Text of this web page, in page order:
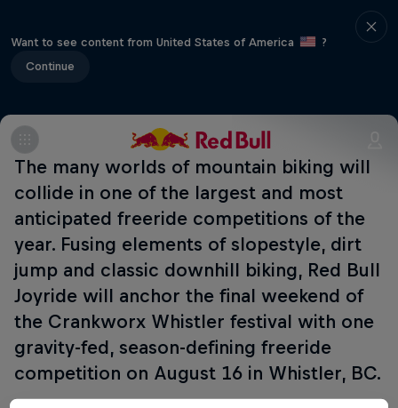
Want to see content from United States of America
?
Continue
The many worlds of mountain biking will
collide in one of the largest and most
anticipated freeride competitions of the
year. Fusing elements of slopestyle, dirt
jump and classic downhill biking, Red Bull
Joyride will anchor the final weekend of
the Crankworx Whistler festival with one
gravity-fed, season-defining freeride
competition on August 16 in Whistler, BC.